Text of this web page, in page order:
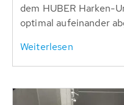
dem HUBER Harken-
optimal aufeinander
Weiterlesen